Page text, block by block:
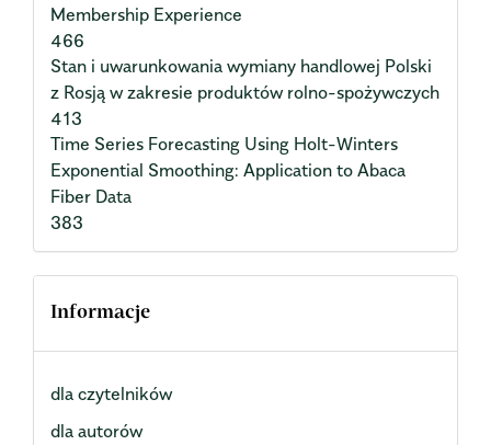
Membership Experience
466
Stan i uwarunkowania wymiany handlowej Polski
z Rosją w zakresie produktów rolno-spożywczych
413
Time Series Forecasting Using Holt-Winters
Exponential Smoothing: Application to Abaca
Fiber Data
383
Informacje
dla czytelników
dla autorów